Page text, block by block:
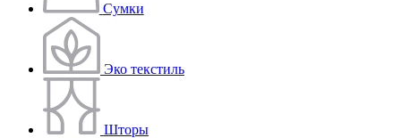
Сумки
Эко текстиль
Шторы